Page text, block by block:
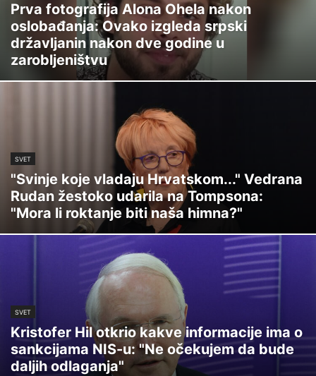
Prva fotografija Alona Ohela nakon
oslobađanja: Ovako izgleda srpski
državljanin nakon dve godine u
zarobljeništvu
SVET
"Svinje koje vladaju Hrvatskom..." Vedrana
Rudan žestoko udarila na Tompsona:
"Mora li roktanje biti naša himna?"
SVET
Kristofer Hil otkrio kakve informacije ima o
sankcijama NIS-u: "Ne očekujem da bude
daljih odlaganja"